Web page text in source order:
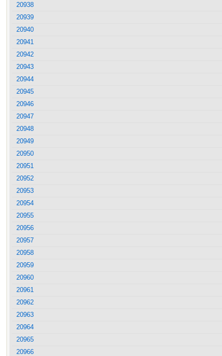
20938
20939
20940
20941
20942
20943
20944
20945
20946
20947
20948
20949
20950
20951
20952
20953
20954
20955
20956
20957
20958
20959
20960
20961
20962
20963
20964
20965
20966